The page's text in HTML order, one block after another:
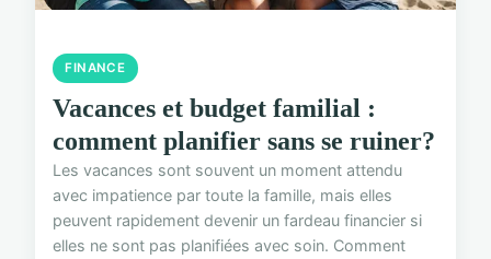
FINANCE
Vacances et budget familial :
comment planifier sans se ruiner?
Les vacances sont souvent un moment attendu
avec impatience par toute la famille, mais elles
peuvent rapidement devenir un fardeau financier si
elles ne sont pas planifiées avec soin. Comment